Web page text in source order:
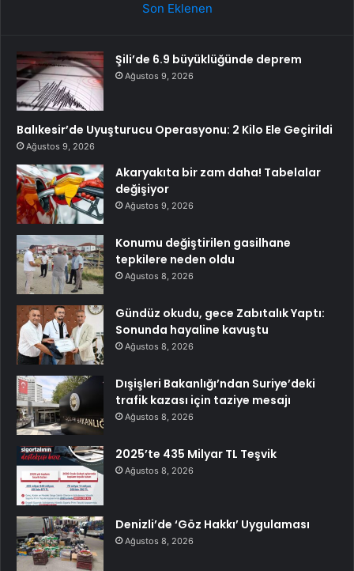
Son Eklenen
Şili’de 6.9 büyüklüğünde deprem
Ağustos 9, 2026
Balıkesir’de Uyuşturucu Operasyonu: 2 Kilo Ele Geçirildi
Ağustos 9, 2026
Akaryakıta bir zam daha! Tabelalar
değişiyor
Ağustos 9, 2026
Konumu değiştirilen gasilhane
tepkilere neden oldu
Ağustos 8, 2026
Gündüz okudu, gece Zabıtalık Yaptı:
Sonunda hayaline kavuştu
Ağustos 8, 2026
Dışişleri Bakanlığı’ndan Suriye’deki
trafik kazası için taziye mesajı
Ağustos 8, 2026
2025’te 435 Milyar TL Teşvik
Ağustos 8, 2026
Denizli’de ‘Göz Hakkı’ Uygulaması
Ağustos 8, 2026